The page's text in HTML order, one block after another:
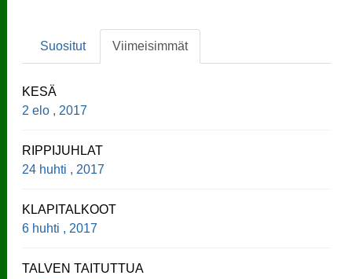
Suositut Viimeisimmät
KESÄ
2 elo , 2017
RIPPIJUHLAT
24 huhti , 2017
KLAPITALKOOT
6 huhti , 2017
TALVEN TAITUTTUA